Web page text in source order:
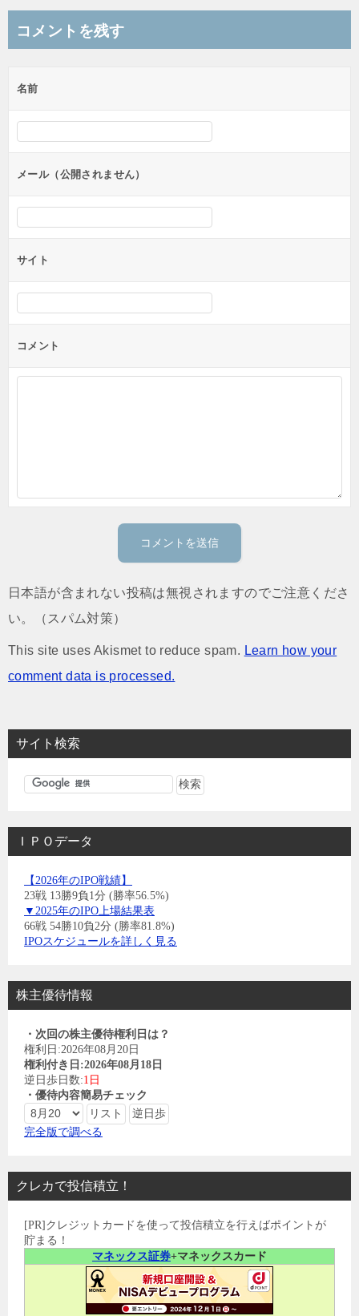
ビ
ー
シ
ン
コメントを残す
名前
メール（公開されません）
サイト
コメント
日本語が含まれない投稿は無視されますのでご注意くださ
い。（スパム対策）
This site uses Akismet to reduce spam. Learn how your
comment data is processed.
サイト検索
ＩＰＯデータ
【2026年のIPO戦績】
23戦 13勝9負1分 (勝率56.5%)
▼2025年のIPO上場結果表
66戦 54勝10負2分 (勝率81.8%)
IPOスケジュールを詳しく見る
株主優待情報
・次回の株主優待権利日は？
権利日:2026年08月20日
権利付き日:2026年08月18日
逆日歩日数:1日
・優待内容簡易チェック
完全版で調べる
クレカで投信積立！
[PR]クレジットカードを使って投信積立を行えばポイントが
貯まる！
マネックス証券+マネックスカード